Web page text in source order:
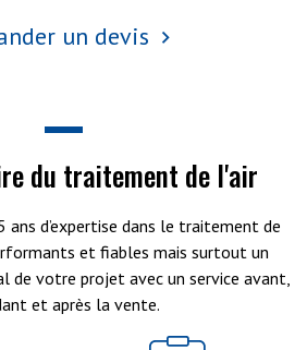
un devis
du traitement de l'air
ans d’expertise dans le traitement de
et fiables mais surtout un
de votre projet avec un service avant,
et après la vente.